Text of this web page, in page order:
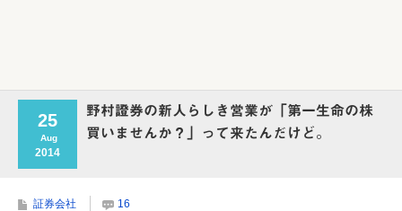
25
Aug
2014
野村證券の新人らしき営業が「第一生命の株
買いませんか？」って来たんだけど。
証券会社 16